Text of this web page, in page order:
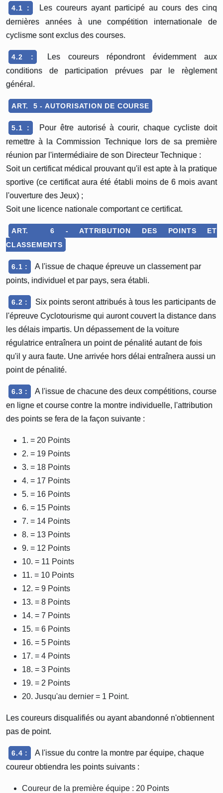
4.1 :
Les coureurs ayant participé au cours des cinq
dernières années à une compétition internationale de
cyclisme sont exclus des courses.
4.2 :
Les coureurs répondront évidemment aux
conditions de participation prévues par le règlement
général.
ART. 5 - AUTORISATION DE COURSE
5.1 :
Pour être autorisé à courir, chaque cycliste doit
remettre à la Commission Technique lors de sa première
réunion par l'intermédiaire de son Directeur Technique :
Soit un certificat médical prouvant qu'il est apte à la pratique
sportive (ce certificat aura été établi moins de 6 mois avant
l'ouverture des Jeux) ;
Soit une licence nationale comportant ce certificat.
ART. 6 - ATTRIBUTION DES POINTS ET
CLASSEMENTS
6.1 :
A l'issue de chaque épreuve un classement par
points, individuel et par pays, sera établi.
6.2 :
Six points seront attribués à tous les participants de
l'épreuve Cyclotourisme qui auront couvert la distance dans
les délais impartis. Un dépassement de la voiture
régulatrice entraînera un point de pénalité autant de fois
qu'il y aura faute. Une arrivée hors délai entraînera aussi un
point de pénalité.
6.3 :
A l'issue de chacune des deux compétitions, course
en ligne et course contre la montre individuelle, l'attribution
des points se fera de la façon suivante :
1. = 20 Points
2. = 19 Points
3. = 18 Points
4. = 17 Points
5. = 16 Points
6. = 15 Points
7. = 14 Points
8. = 13 Points
9. = 12 Points
10. = 11 Points
11. = 10 Points
12. = 9 Points
13. = 8 Points
14. = 7 Points
15. = 6 Points
16. = 5 Points
17. = 4 Points
18. = 3 Points
19. = 2 Points
20. Jusqu'au dernier = 1 Point.
Les coureurs disqualifiés ou ayant abandonné n'obtiennent
pas de point.
6.4 :
A l'issue du contre la montre par équipe, chaque
coureur obtiendra les points suivants :
Coureur de la première équipe : 20 Points